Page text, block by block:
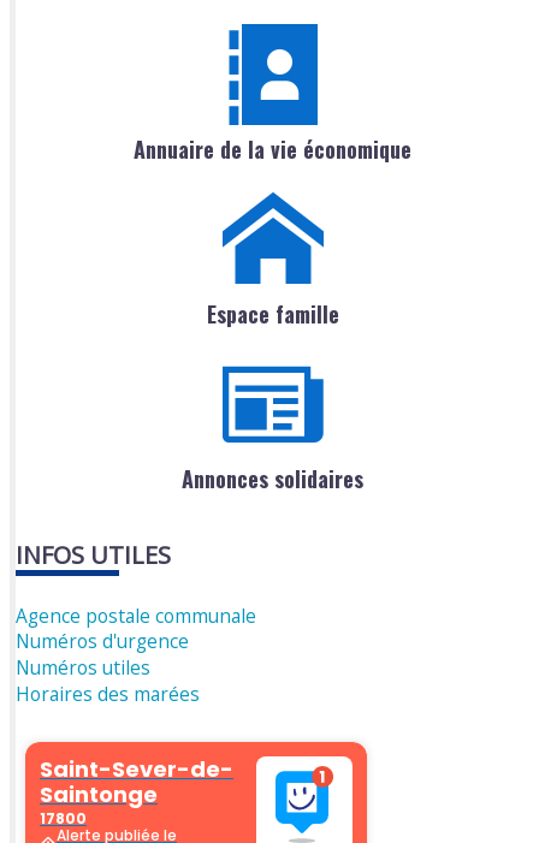
Annuaire de la vie économique
Espace famille
Annonces solidaires
INFOS UTILES
Agence postale communale
Numéros d'urgence
Numéros utiles
Horaires des marées